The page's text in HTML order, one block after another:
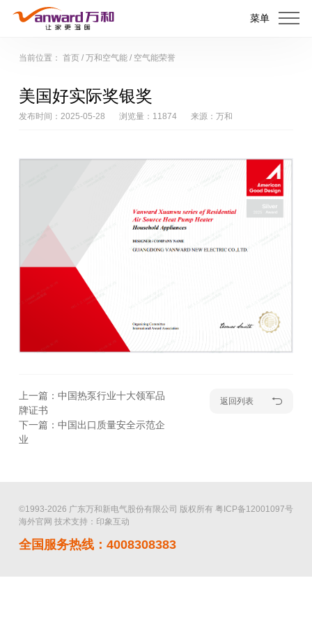
菜单
当前位置： 首页/ 万和空气能/ 空气能荣誉
美国好实际奖银奖
发布时间：2025-05-28 浏览量：11874 来源：万和
上一篇：中国热泵行业十大领军品
牌证书
下一篇：中国出口质量安全示范企
业
返回列表
©1993-2026 广东万和新电气股份有限公司 版权所有 粤ICP备12001097号
海外官网 技术支持：印象互动
全国服务热线：4008308383